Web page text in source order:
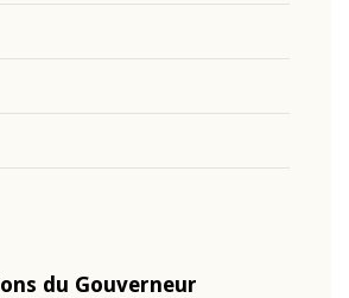
du Gouverneur